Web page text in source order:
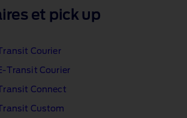
et pick up
Courier
Courier
Connect
Custom